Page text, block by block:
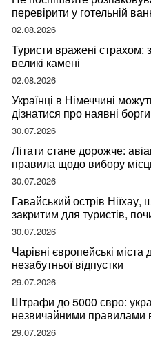
перевірити у готельній
мандрівниці
02.08.2026
Туристи вражені
великі камені
02.08.2026
Українці в Німеччині
дізнатися про наявні борги
30.07.2026
Літати стане дорожче:
правила щодо вибору
30.07.2026
Гавайський острів Ніїхау,
закритим для туристів,
відвідувачів
30.07.2026
Чарівні європейські
незабутньої відпустки
29.07.2026
Штрафи до 5000 євро:
незвичайними правилами
правдою
29.07.2026